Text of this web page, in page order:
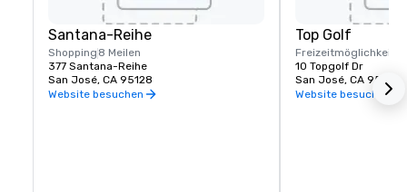
Santana-Reihe
Shopping 8 Meilen
377 Santana-Reihe
San José, CA 95128
Website besuchen
Top Golf
Freizeitmöglichkeiten
10 Topgolf Dr
San José, CA 95002
Website besuchen